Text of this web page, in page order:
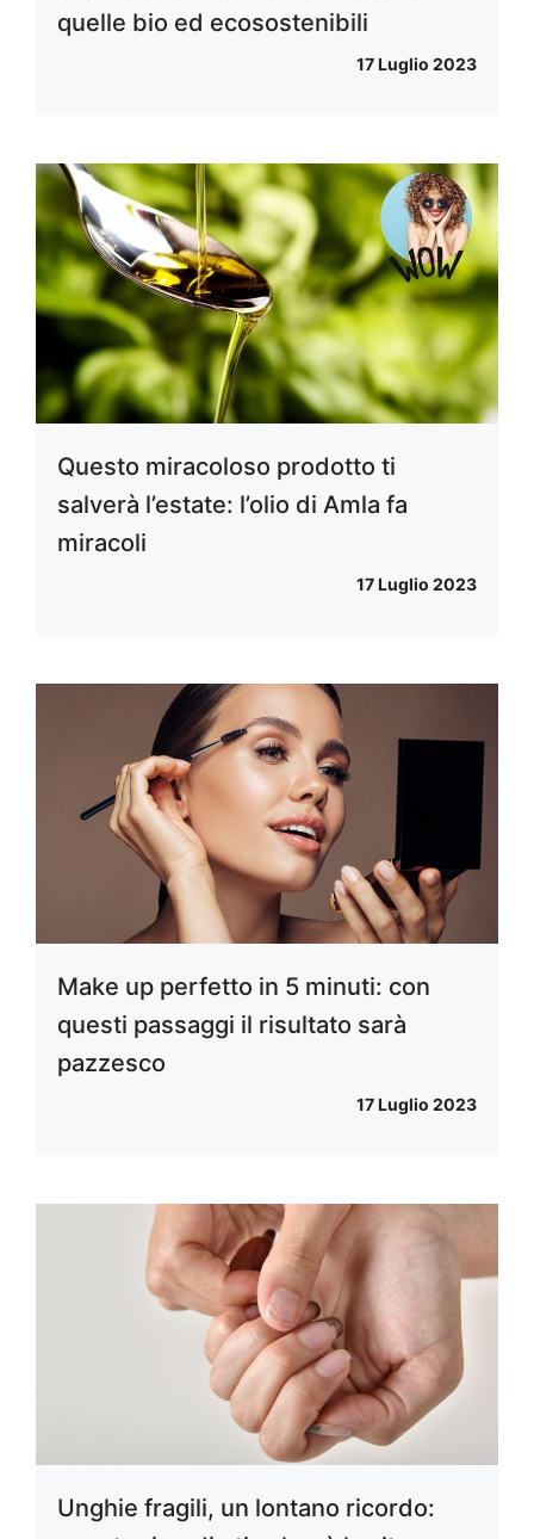
quelle bio ed ecosostenibili
17 Luglio 2023
Questo miracoloso prodotto ti
salverà l’estate: l’olio di Amla fa
miracoli
17 Luglio 2023
Make up perfetto in 5 minuti: con
questi passaggi il risultato sarà
pazzesco
17 Luglio 2023
Unghie fragili, un lontano ricordo: